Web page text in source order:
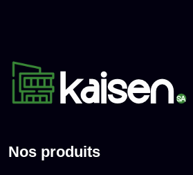
Nos produits